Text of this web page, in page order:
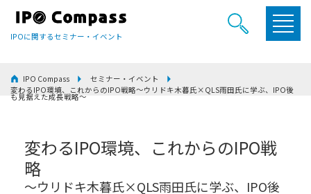
IPOに関するセミナー・イベント
IPO Compass
セミナー・イベント
変わるIPO環境、これからのIPO戦略～ウリドキ木暮氏×QLS雨田氏に学ぶ、IPO後
も見据えた成長戦略～
変わるIPO環境、これからのIPO戦
略
～ウリドキ木暮氏×QLS雨田氏に学ぶ、IPO後